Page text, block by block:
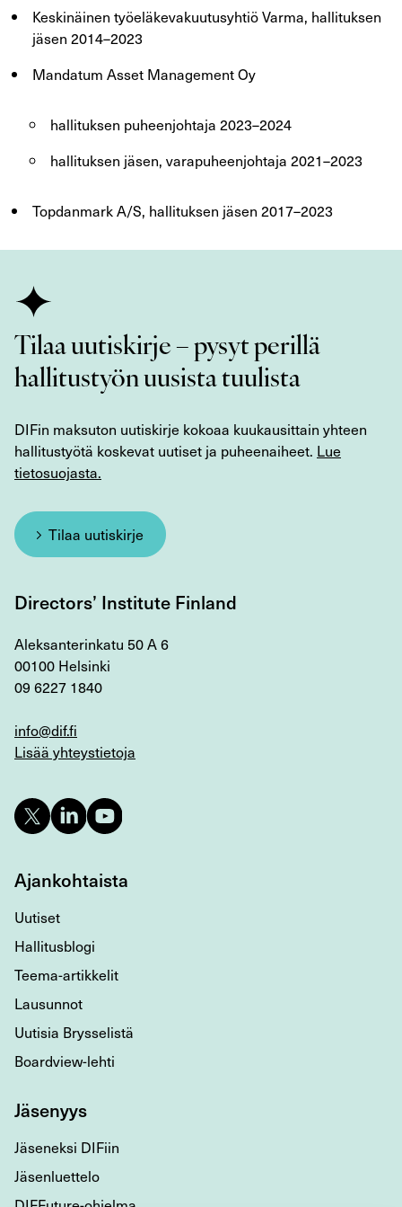
Keskinäinen työeläkevakuutusyhtiö Varma, hallituksen
jäsen 2014–2023
Mandatum Asset Management Oy
hallituksen puheenjohtaja 2023–2024
hallituksen jäsen, varapuheenjohtaja 2021–2023
Topdanmark A/S, hallituksen jäsen 2017–2023
Tilaa uutiskirje – pysyt perillä
hallitustyön uusista tuulista
DIFin maksuton uutiskirje kokoaa kuukausittain yhteen
hallitustyötä koskevat uutiset ja puheenaiheet. Lue
tietosuojasta.
Tilaa uutiskirje
Directors’ Institute Finland
Aleksanterinkatu 50 A 6
00100 Helsinki
09 6227 1840
info@dif.fi
Lisää yhteystietoja
Ajankohtaista
Uutiset
Hallitusblogi
Teema-artikkelit
Lausunnot
Uutisia Brysselistä
Boardview-lehti
Jäsenyys
Jäseneksi DIFiin
Jäsenluettelo